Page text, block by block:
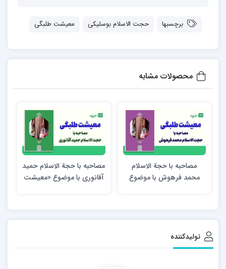
برچسبها حجت الاسلام بوسلیکی معیشت طلبگی
محصولات مشابه
مصاحبه با حجة الاسلام
محمد فرهوش با موضوع
مصاحبه با حجة الاسلام حمید
آقانوری با موضوع «معیشت
تولیدکننده